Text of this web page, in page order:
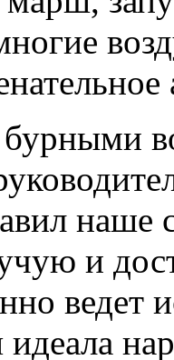
наше
и
ведет
идеала